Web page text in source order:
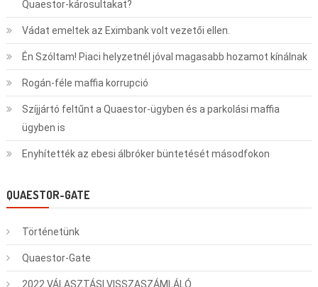
Quaestor-károsultakat?
Vádat emeltek az Eximbank volt vezetői ellen.
Én Szóltam! Piaci helyzetnél jóval magasabb hozamot kínálnak
Rogán-féle maffia korrupció
Szíjjártó feltűnt a Quaestor-ügyben és a parkolási maffia
ügyben is
Enyhítették az ebesi álbróker büntetését másodfokon
QUAESTOR-GATE
Történetünk
Quaestor-Gate
2022 VÁLASZTÁSI VISSZASZÁMLÁLÓ